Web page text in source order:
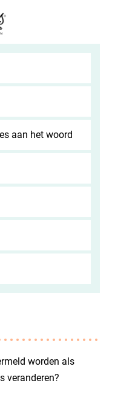
aan het woord
worden als
veranderen?